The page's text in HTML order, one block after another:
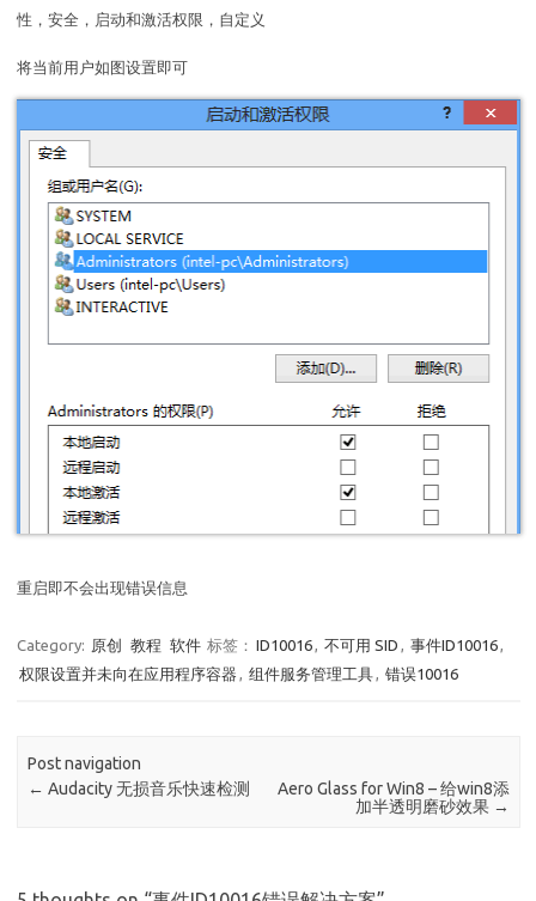
性，安全，启动和激活权限，自定义
将当前用户如图设置即可
重启即不会出现错误信息
Category: 原创 教程 软件 标签： ID10016, 不可用 SID , 事件ID10016,
权限设置并未向在应用程序容器 , 组件服务管理工具, 错误10016
Post navigation
← Audacity 无损音乐快速检测
Aero Glass for Win8 – 给win8添
加半透明磨砂效果 →